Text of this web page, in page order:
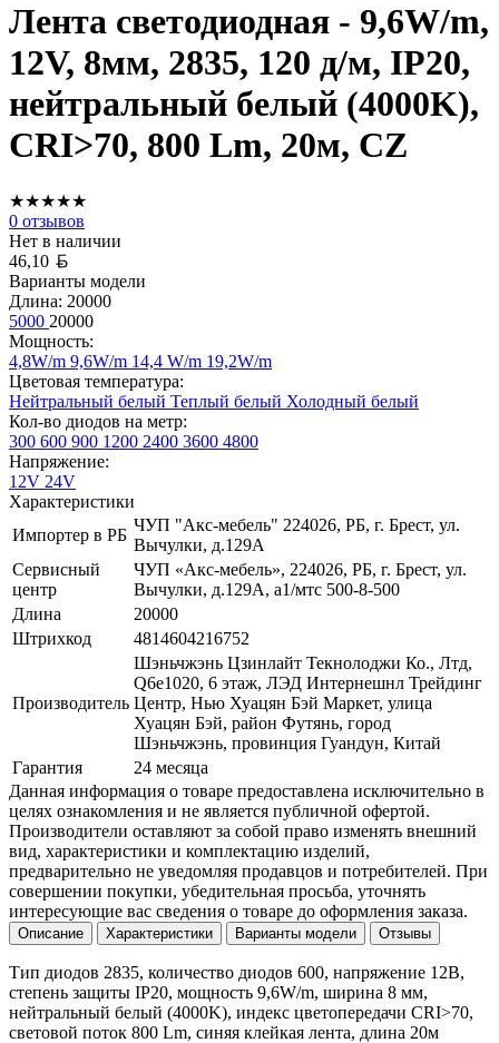
Лента светодиодная - 9,6W/m,
12V, 8мм, 2835, 120 д/м, IP20,
нейтральный белый (4000K),
CRI>70, 800 Lm, 20м, CZ
★★★★★
0 отзывов
Нет в наличии
46,10
Варианты модели
Длина: 20000
5000 20000
Мощность:
4,8W/m 9,6W/m 14,4 W/m 19,2W/m
Цветовая температура:
Нейтральный белый Теплый белый Холодный белый
Кол-во диодов на метр:
300 600 900 1200 2400 3600 4800
Напряжение:
12V 24V
Характеристики
Импортер в РБ
ЧУП "Акс-мебель" 224026, РБ, г. Брест, ул.
Вычулки, д.129А
Сервисный
центр
ЧУП «Акс-мебель», 224026, РБ, г. Брест, ул.
Вычулки, д.129А, a1/мтс 500-8-500
Длина
20000
Штрихкод
4814604216752
Производитель
Шэньчжэнь Цзинлайт Текнолоджи Ко., Лтд,
Q6e1020, 6 этаж, ЛЭД Интернешнл Трейдинг
Центр, Нью Хуацян Бэй Маркет, улица
Хуацян Бэй, район Футянь, город
Шэньчжэнь, провинция Гуандун, Китай
Гарантия
24 месяца
Данная информация о товаре предоставлена исключительно в
целях ознакомления и не является публичной офертой.
Производители оставляют за собой право изменять внешний
вид, характеристики и комплектацию изделий,
предварительно не уведомляя продавцов и потребителей. При
совершении покупки, убедительная просьба, уточнять
интересующие вас сведения о товаре до оформления заказа.
Описание Характеристики Варианты модели Отзывы
Тип диодов 2835, количество диодов 600, напряжение 12В,
степень защиты IP20, мощность 9,6W/m, ширина 8 мм,
нейтральный белый (4000K), индекс цветопередачи CRI>70,
световой поток 800 Lm, синяя клейкая лента, длина 20м